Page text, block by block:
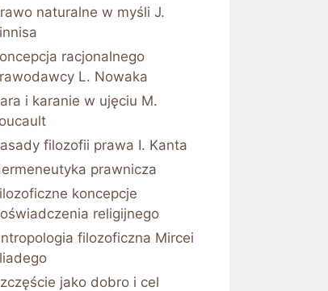
naturalne w myśli J.
racjonalnego
L. Nowaka
i karanie w ujęciu M.
filozofii prawa I. Kanta
prawnicza
koncepcje
religijnego
filozoficzna Mircei
jako dobro i cel